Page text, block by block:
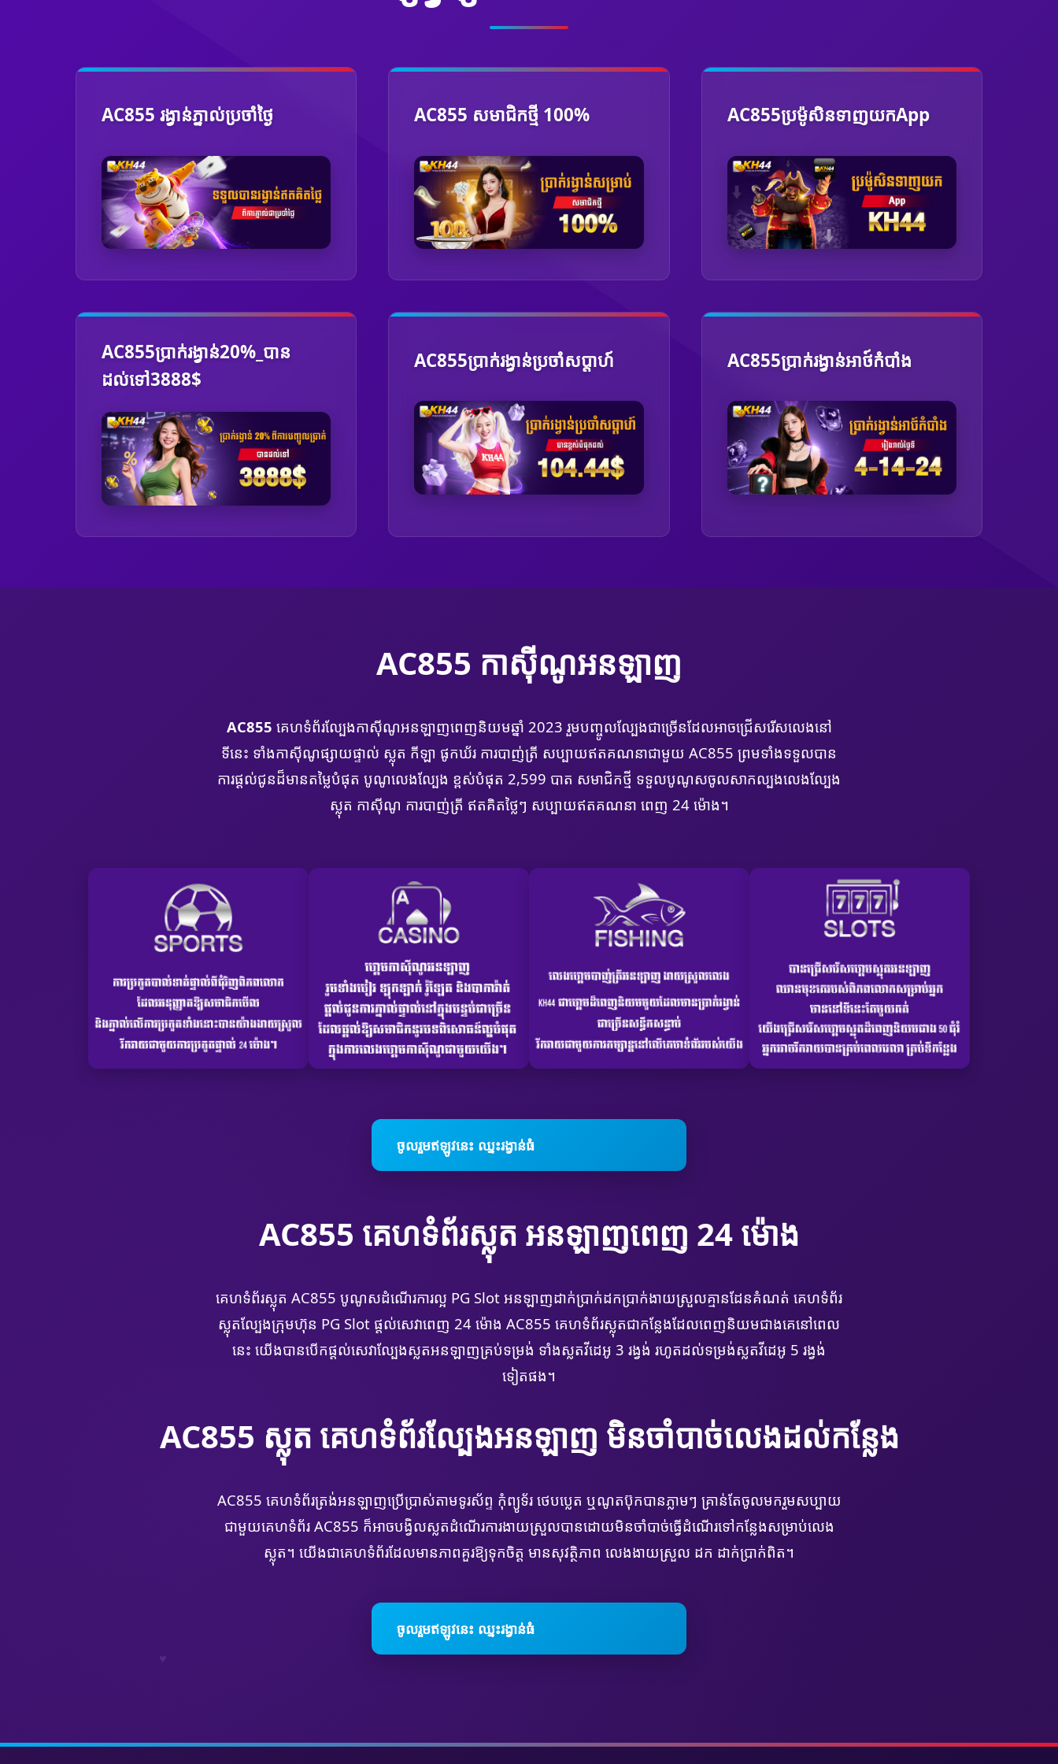
AC855 រង្វាន់ភ្នាល់ប្រចាំថ្ងៃ AC855 សមាជិកថ្មី 100% AC855ប្រម៉ូសិនទាញយកApp
AC855ប្រាក់រង្វាន់20%_បាន
ដល់ទៅ3888$
AC855ប្រាក់រង្វាន់ប្រចាំសប្ដាហ៍ AC855ប្រាក់រង្វាន់អាថ៍កំបាំង
AC855 កាស៊ីណូអនឡាញ
AC855 គេហទំព័រល្បែងកាស៊ីណូអនឡាញពេញនិយមឆ្នាំ 2023 រួមបញ្ចូលល្បែងជាច្រើនដែលអាចជ្រើសរើសលេងនៅ
ទីនេះ ទាំងកាស៊ីណូផ្សាយផ្ទាល់ ស្លុត កីឡា ផូកឃ័រ ការបាញ់ត្រី សប្បាយឥតគណនាជាមួយ AC855 ព្រមទាំងទទួលបាន
ការផ្តល់ជូនដ៏មានតម្លៃបំផុត បូណូលេងល្បែង ខ្ពស់បំផុត 2,599 បាត សមាជិកថ្មី ទទួលបូណូសចូលសាកល្បងលេងល្បែង
ស្លុត កាស៊ីណូ ការបាញ់ត្រី ឥតគិតថ្លៃៗ សប្បាយឥតគណនា ពេញ 24 ម៉ោង។
ចូលរួមឥឡូវនេះ ឈ្នះរង្វាន់ធំ
AC855 គេហទំព័រស្លុត អនឡាញពេញ 24 ម៉ោង
គេហទំព័រស្លុត AC855 បូណូសដំណើរការល្អ PG Slot អនឡាញដាក់ប្រាក់ដកប្រាក់ងាយស្រួលគ្មានដែនគំណត់ គេហទំព័រ
ស្លុតល្បែងក្រុមហ៊ុន PG Slot ផ្តល់សេវាពេញ 24 ម៉ោង AC855 គេហទំព័រស្លុតជាកន្លែងដែលពេញនិយមជាងគេនៅពេល
នេះ យើងបានបើកផ្តល់សេវាល្បែងស្លតអនឡាញគ្រប់ទម្រង់ ទាំងស្លតវីដេអូ 3 រង្វង់ រហូតដល់ទម្រង់ស្លតវីដេអូ 5 រង្វង់
ទៀតផង។
AC855 ស្លុត គេហទំព័រល្បែងអនឡាញ មិនចាំបាច់លេងដល់កន្លែង
AC855 គេហទំព័រត្រង់អនឡាញប្រើប្រាស់តាមទូរស័ព្ទ កុំព្យូទ័រ ថេបប្លេត ឬណូតប៊ុកបានភ្លាមៗ គ្រាន់តែចូលមករួមសប្បាយ
ជាមួយគេហទំព័រ AC855 ក៏អាចបង្វិលស្លតដំណើរការងាយស្រួលបានដោយមិនចាំបាច់ធ្វើដំណើរទៅកន្លែងសម្រាប់លេង
ស្លុត។ យើងជាគេហទំព័រដែលមានភាពគួរឱ្យទុកចិត្ត មានសុវត្ថិភាព លេងងាយស្រួល ដក ដាក់ប្រាក់ពិត។
ចូលរួមឥឡូវនេះ ឈ្នះរង្វាន់ធំ